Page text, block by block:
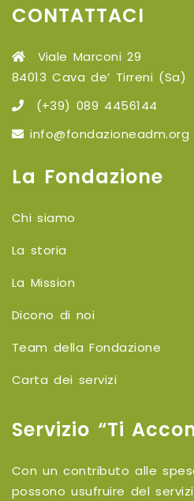
CONTATTACI
Viale Marconi 29
84013 Cava de’ Tirreni (Sa)
(+39) 089 4456144
info@fondazioneadm.org
La Fondazione
Chi siamo
La storia
La Mission
Dicono di noi
Team della Fondazione
Carta dei servizi
Servizio “Ti
Con un contributo alle
possono usufruire del